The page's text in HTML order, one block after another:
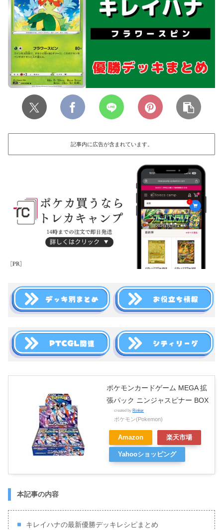
記事内に広告が含まれています。
ポケモンカードゲーム MEGA 拡
張パック ニンジャスピナー BOX
created by Rinker
ポケモン(Pokemon)
Amazon 楽天市場
Yahooショッピング
本記事の内容
キレイハナの最新優勝デッキレシピまとめ